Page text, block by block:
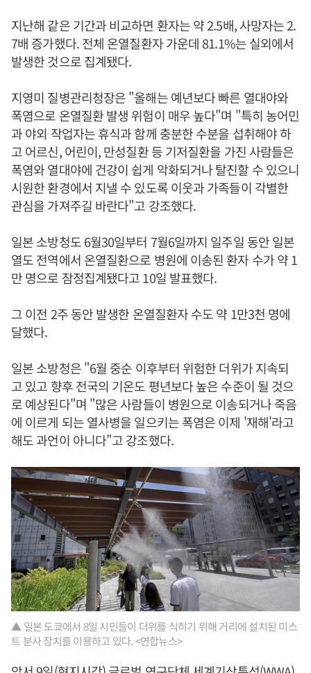
지난해 같은 기간과 비교하면 환자는 약 2.5배, 사망자는 2.
7배 증가했다. 전체 온열질환자 가운데 81.1%는 실외에서
발생한 것으로 집계됐다.
지영미 질병관리청장은 "올해는 예년보다 빠른 열대야와
폭염으로 온열질환 발생 위험이 매우 높다"며 "특히 농어민
과 야외 작업자는 휴식과 함께 충분한 수분을 섭취해야 하
고 어르신, 어린이, 만성질환 등 기저질환을 가진 사람들은
폭염와 열대야에 건강이 쉽게 악화되거나 탈진할 수 있으니
시원한 환경에서 지낼 수 있도록 이웃과 가족들이 각별한
관심을 가져주길 바란다"고 강조했다.
일본 소방청도 6월30일부터 7월6일까지 일주일 동안 일본
열도 전역에서 온열질환으로 병원에 이송된 환자 수가 약 1
만 명으로 잠정집계됐다고 10일 발표했다.
그 이전 2주 동안 발생한 온열질환자 수도 약 1만3천 명에
달했다.
일본 소방청은 "6월 중순 이후부터 위험한 더위가 지속되
고 있고 향후 전국의 기온도 평년보다 높은 수준이 될 것으
로 예상된다"며 "많은 사람들이 병원으로 이송되거나 죽음
에 이르게 되는 열사병을 일으키는 폭염은 이제 '재해'라고
해도 과언이 아니다"고 강조했다.
▲ 일본 도쿄에서 8일 시민들이 더위를 식히기 위해 거리에 설치된 미스
트 분사 장치를 이용하고 있다. <연합뉴스>